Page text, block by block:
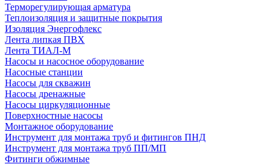
Терморегулирующая арматура
Теплоизоляция и защитные покрытия
Изоляция Энергофлекс
Лента липкая ПВХ
Лента ТИАЛ-М
Насосы и насосное оборудование
Насосные станции
Насосы для скважин
Насосы дренажные
Насосы циркуляционные
Поверхностные насосы
Монтажное оборудование
Инструмент для монтажа труб и фитингов ПНД
Инструмент для монтажа труб ПП/МП
Фитинги обжимные